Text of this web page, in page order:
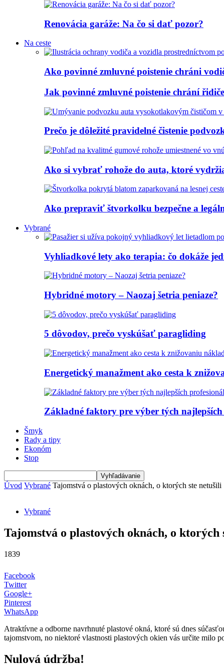
Renovácia garáže: Na čo si dať pozor?
Na ceste
Ako povinné zmluvné poistenie chráni
Jak povinné zmluvné poistenie chrání
Prečo je dôležité pravidelné čistenie
Ako si vybrať rohože do auta, ktoré
Ako prepraviť štvorkolku bezpečne a
Vybrané
Vyhliadkové lety ako terapia: čo dokáže
Hybridné motory – Naozaj šetria peniaze?
5 dôvodov, prečo vyskúšať paragliding
Energetický manažment ako cesta k
Základné faktory pre výber tých
Šmyk
Rady a tipy
Ekonóm
Stop
Úvod Vybrané Tajomstvá o plastových oknách, o ktorých ste netušili
Vybrané
Tajomstvá o plastových oknách, o ktorých
1839
Facebook
Twitter
Google+
Pinterest
WhatsApp
Atraktívne a odborne navrhnuté plastové okná, ktoré sú dnes
tajomstvom, no niektoré vlastnosti plastových okien vás určite milo
Nulová údržba!